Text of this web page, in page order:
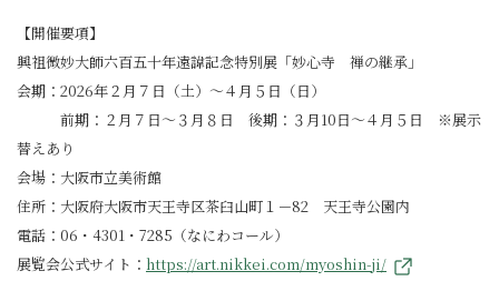
【開催要項】
興祖微妙大師六百五十年遠諱記念特別展「妙心寺 禅の継承」
会期：2026年２月７日（土）～４月５日（日）
前期：２月７日～３月８日 後期：３月10日～４月５日 ※展示
替えあり
会場：大阪市立美術館
住所：大阪府大阪市天王寺区茶臼山町１－82 天王寺公園内
電話：06・4301・7285（なにわコール）
展覧会公式サイト： https://art.nikkei.com/myoshin-ji/